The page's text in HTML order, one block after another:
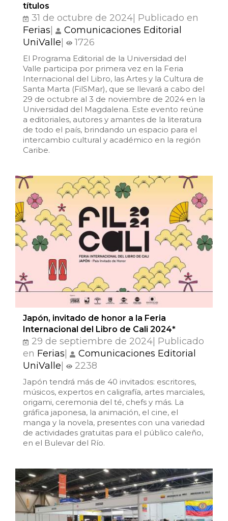
títulos
31 de octubre de 2024| Publicado en
Ferias
Comunicaciones Editorial
UniValle
1726
El Programa Editorial de la Universidad del
Valle participa por primera vez en la Feria
Internacional del Libro, las Artes y la Cultura de
Santa Marta (FilSMar), que se llevará a cabo del
29 de octubre al 3 de noviembre de 2024 en la
Universidad del Magdalena. Este evento reúne
a editoriales, autores y amantes de la literatura
de todo el país, brindando un espacio para el
intercambio cultural y académico en la región
Caribe.
Japón, invitado de honor a la Feria
Internacional del Libro de Cali 2024*
29 de septiembre de 2024| Publicado
en Ferias
Comunicaciones Editorial
UniValle
2238
Japón tendrá más de 40 invitados: escritores,
músicos, expertos en caligrafía, artes marciales,
origami, ceremonia del té, chefs y más. La
gráfica japonesa, la animación, el cine, el
manga y la novela, presentes con una variedad
de actividades gratuitas para el público caleño,
en el Bulevar del Río.